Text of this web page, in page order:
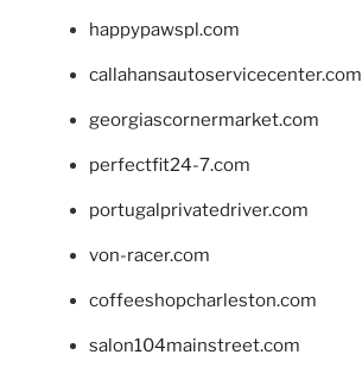
happypawspl.com
callahansautoservicecenter.com
georgiascornermarket.com
perfectfit24-7.com
portugalprivatedriver.com
von-racer.com
coffeeshopcharleston.com
salon104mainstreet.com